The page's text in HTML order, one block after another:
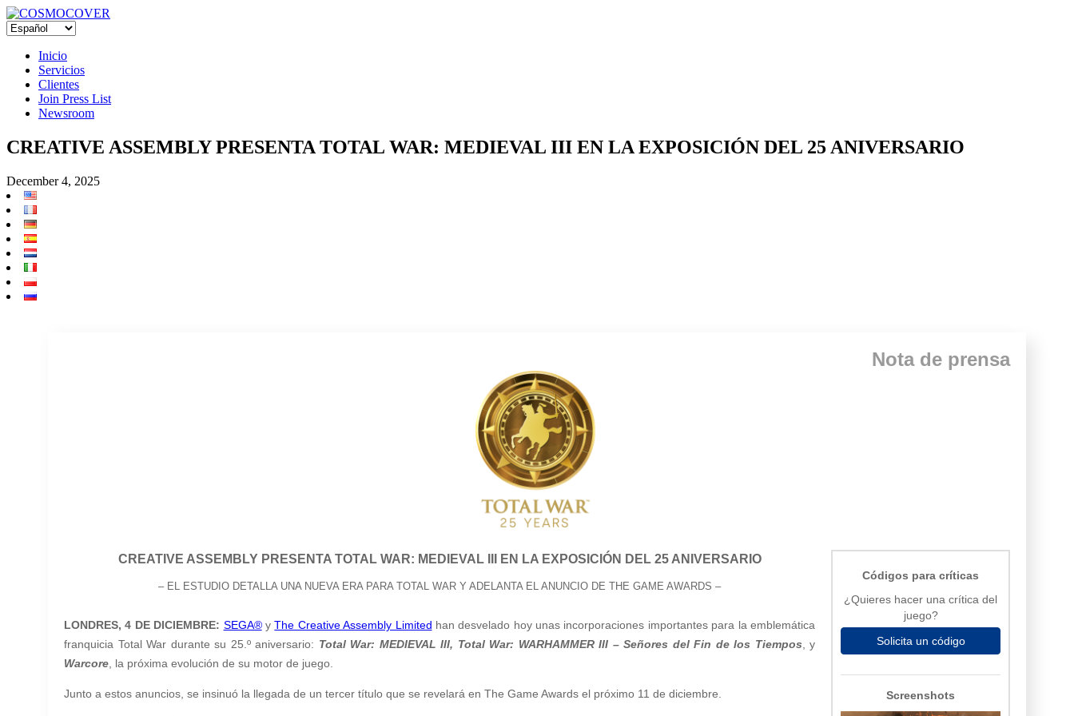
Inicio
Servicios
Clientes
Join Press List
Newsroom
CREATIVE ASSEMBLY PRESENTA TOTAL WAR: MEDIEVAL III EN LA EXPOSICIÓN DEL 25 ANIVERSARIO
December 4, 2025
Nota de prensa
CREATIVE ASSEMBLY PRESENTA TOTAL WAR: MEDIEVAL III EN LA EXPOSICIÓN DEL 25 ANIVERSARIO
– EL ESTUDIO DETALLA UNA NUEVA ERA PARA TOTAL WAR Y ADELANTA EL ANUNCIO DE THE GAME AWARDS –
LONDRES, 4 DE DICIEMBRE: SEGA®yThe Creative Assembly Limited han desvelado hoy unas incorporaciones importantes para la emblemática
franquicia Total War durante su 25.º aniversario: Total War: MEDIEVAL III, Total War: WARHAMMER III – Señores del Fin de los Tiempos , y
Warcore , la próxima evolución de su motor de juego.
Junto a estos anuncios, se insinuó la llegada de un tercer título que se revelará en The Game Awards el próximo 11 de diciembre.
Códigos para críticas
¿Quieres hacer una crítica del
juego?
Solicita un código
Screenshots